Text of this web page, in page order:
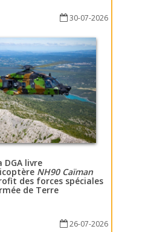
30-07-2026
DGA livre
NH90 Caïman
des forces spéciales
de Terre
26-07-2026